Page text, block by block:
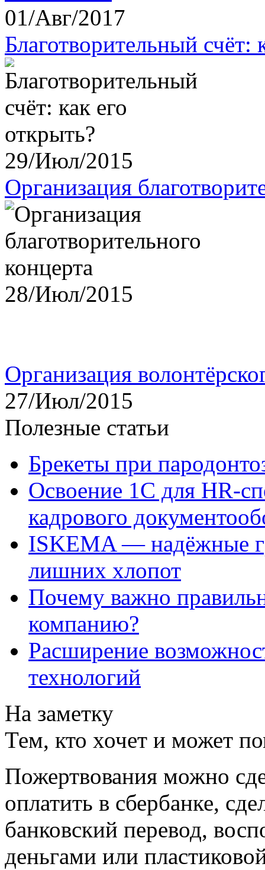
01/Авг/2017
Благотворительный счёт:
29/Июл/2015
Организация
28/Июл/2015
Организация
27/Июл/2015
Полезные статьи
Брекеты при
Освоение 1С для HR-
кадрового
ISKEMA — надёжные
лишних хлопот
Почему важно
компанию?
Расширение
технологий
На заметку
Тем, кто хочет и может
Пожертвования можно
оплатить в сбербанке,
банковский перевод,
деньгами или